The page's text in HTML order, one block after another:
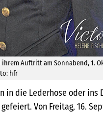
Auftritt am Sonnabend, 1.
hfr
in die Lederhose oder ins
Von Freitag, 16.